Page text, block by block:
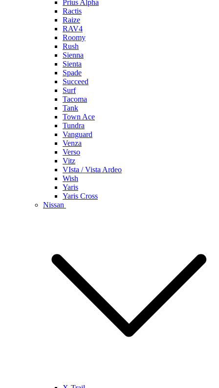
Prius Alpha
Ractis
Raize
RAV4
Roomy
Rush
Sienna
Sienta
Spade
Succeed
Surf
Tacoma
Tank
Town Ace
Tundra
Vanguard
Venza
Verso
Vitz
VIsta / Vista Ardeo
Wish
Yaris
Yaris Cross
Nissan